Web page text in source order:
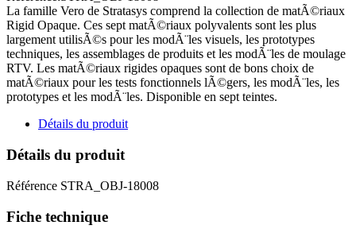
La famille Vero de Stratasys comprend la collection de matÃ©riaux
Rigid Opaque. Ces sept matÃ©riaux polyvalents sont les plus
largement utilisÃ©s pour les modÃ¨les visuels, les prototypes
techniques, les assemblages de produits et les modÃ¨les de moulage
RTV. Les matÃ©riaux rigides opaques sont de bons choix de
matÃ©riaux pour les tests fonctionnels lÃ©gers, les modÃ¨les, les
prototypes et les modÃ¨les. Disponible en sept teintes.
Détails du produit
Détails du produit
Référence STRA_OBJ-18008
Fiche technique